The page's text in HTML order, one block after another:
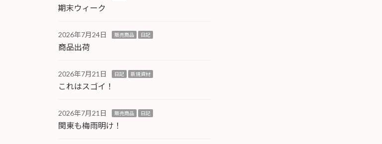
期末ウィーク
2026年7月24日 販売商品 日記
商品出荷
2026年7月21日 日記 新規資材
これはスゴイ！
2026年7月21日 販売商品 日記
関東も梅雨明け！